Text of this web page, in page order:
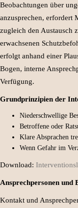
Beobachtungen über
anzusprechen, erfordert
zugleich den Austausch
erwachsenen
erfolgt anhand einer
Bogen, interne
Verfügung.
Grundprinzipien der
Niederschwellige
Betroffene oder
Klare Absprachen
Wenn Gefahr im
Download:
Ansprechpersonen und
Kontakt und